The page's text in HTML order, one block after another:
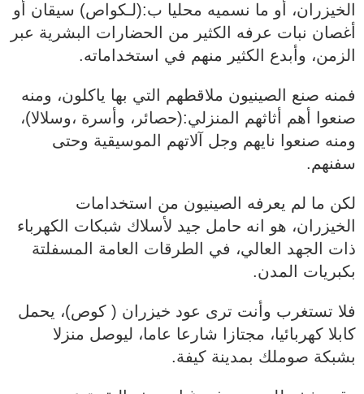
الخيزران، أو ما نسميه محليا ب:(لـكواص) سيقان أو
أغصان نبات عرفه الكثير من الحضارات البشرية عبر
الزمن، وأبدع الكثير منهم في استخداماته.
فمنه صنع الصينيون ملاقطهم التي بها ياكلون، ومنه
صنعوا أهم أثاثهم المنزلي:(حصائر، وأسرة ،وسلالا)،
ومنه صنعوا نايهم وجل آلاتهم الموسيقية وحتى
سفنهم.
لكن ما لم يعرفه الصينيون من استخدامات
الخيزران، هو انه حامل جيد لأسلاك شبكات الكهرباء
ذات الجهد العالي، في الطرقات العامة المسفلتة
بكبريات المدن.
فلا تستغرب وأنت ترى عود خيزران ( كوص)، يحمل
كابلا كهربائيا، مجتازا شارعا عاما، ليوصل منزلا
بشبكة صوملك بمدينة كيفة.